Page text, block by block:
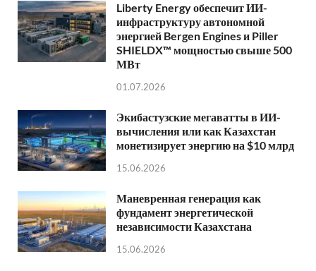
Liberty Energy обеспечит ИИ-
инфраструктуру автономной
энергией Bergen Engines и Piller
SHIELDX™ мощностью свыше 500
МВт
01.07.2026
Экибастузские мегаватты в ИИ-
вычисления или как Казахстан
монетизирует энергию на $10 млрд
15.06.2026
Маневренная генерация как
фундамент энергетической
независимости Казахстана
15.06.2026